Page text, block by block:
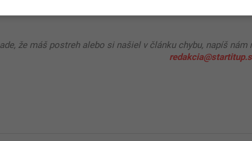
že máš postreh alebo si našiel v článku chybu, napíš nám